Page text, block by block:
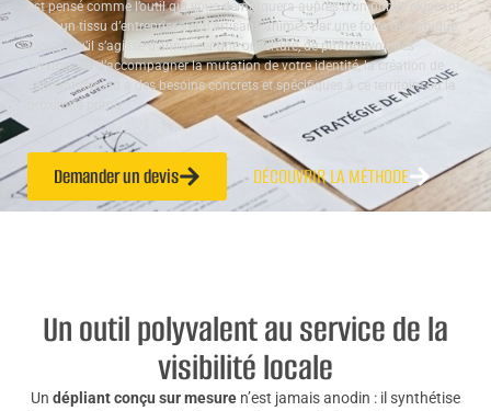
est pensé comme l’outil qui vous démarquera auprès d’un public exigeant,
dans un tissu d’entreprises et d’artisans animés par une forte dynamique
locale. Qu’il s’agisse d’annoncer une ouverture, de promouvoir des
services ou d’accompagner la mutation de votre identité, la création de
dépliant répond à des besoins concrets et spécifiques à ce territoire où la
proximité prime.
Demander un devis DÉCOUVRIR LA MÉTHODE
Un outil polyvalent au service de la
visibilité locale
Un dépliant conçu sur mesure n’est jamais anodin : il synthétise